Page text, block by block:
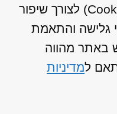
האתר משתמש בעוגיות (Cookies) לצורך שיפור
גלישה והתאמת
באתר מהווה
למדיניות